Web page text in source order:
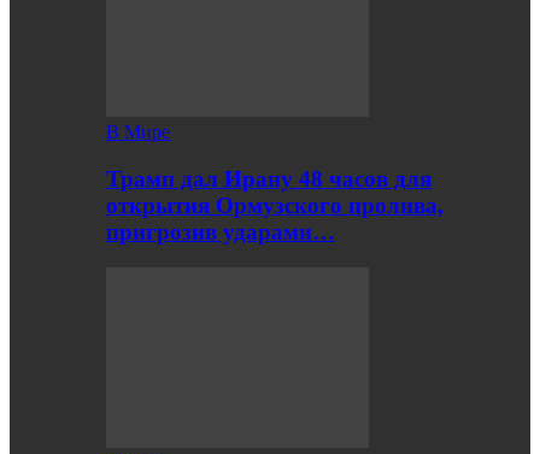
В Мире
Трамп дал Ирану 48 часов для
открытия Ормузского пролива,
пригрозив ударами…